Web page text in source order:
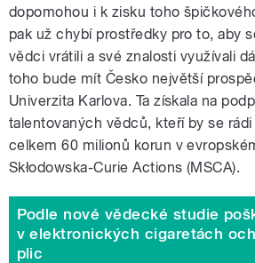
dopomohou i k zisku toho
pak už chybí prostředky pro to, aby
vědci vrátili a své znalosti využívali
toho bude mít Česko největší
Univerzita Karlova. Ta získala na
talentovaných vědců, kteří by se rádi
celkem 60 milionů korun v
Skłodowska-Curie Actions (MSCA).
Podle nové vědecké studie
v elektronických cigaretách
plic